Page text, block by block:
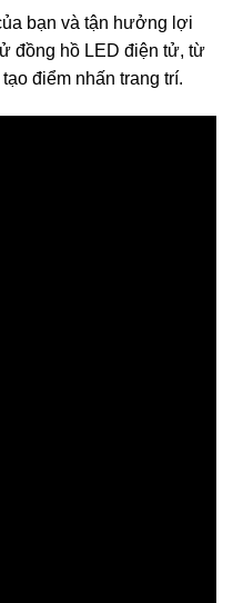
bạn và tận hưởng lợi
đồng hồ LED điện tử, từ
điểm nhấn trang trí.